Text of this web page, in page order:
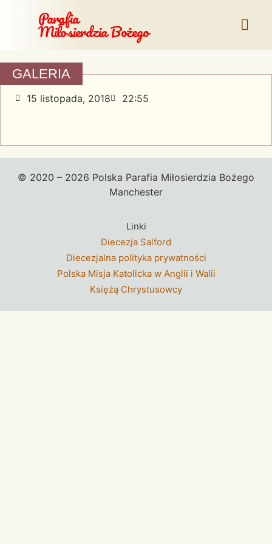
Parafia
Miłosierdzia Bożego
GALERIA
15 listopada, 2018 22:55
© 2020 – 2026 Polska Parafia Miłosierdzia Bożego
Manchester
Linki
Diecezja Salford
Diecezjalna polityka prywatności
Polska Misja Katolicka w Anglii i Walii
Księżą Chrystusowcy